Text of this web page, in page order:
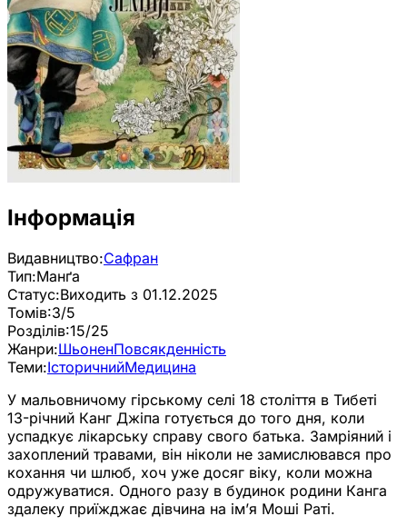
Інформація
Видавництво:Сафран
Тип:Манґа
Статус:Виходить з 01.12.2025
Томів:3/5
Розділів:15/25
Жанри:ШьоненПовсякденність
Теми:ІсторичнийМедицина
У мальовничому гірському селі 18 століття в Тибеті
13-річний Канг Джіпа готується до того дня, коли
успадкує лікарську справу свого батька. Замріяний і
захоплений травами, він ніколи не замислювався про
кохання чи шлюб, хоч уже досяг віку, коли можна
одружуватися. Одного разу в будинок родини Канга
здалеку приїжджає дівчина на ім’я Моші Раті.